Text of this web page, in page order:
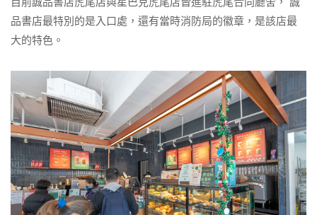
品書店最特別的是入口處，還有當時消防局的徽章，是該店最
大的特色。